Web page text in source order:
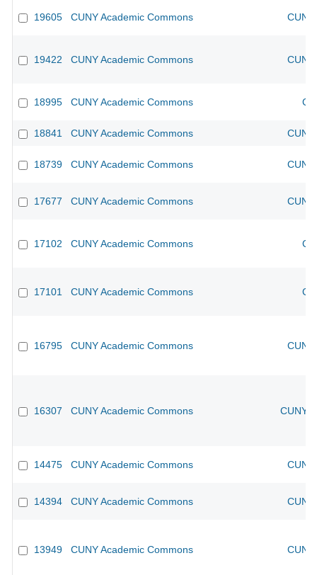
19605 CUNY Academic Commons
19422 CUNY Academic Commons
18995 CUNY Academic Commons
18841 CUNY Academic Commons
18739 CUNY Academic Commons
17677 CUNY Academic Commons
17102 CUNY Academic Commons
17101 CUNY Academic Commons
16795 CUNY Academic Commons
16307 CUNY Academic Commons CUNY
14475 CUNY Academic Commons
14394 CUNY Academic Commons
13949 CUNY Academic Commons